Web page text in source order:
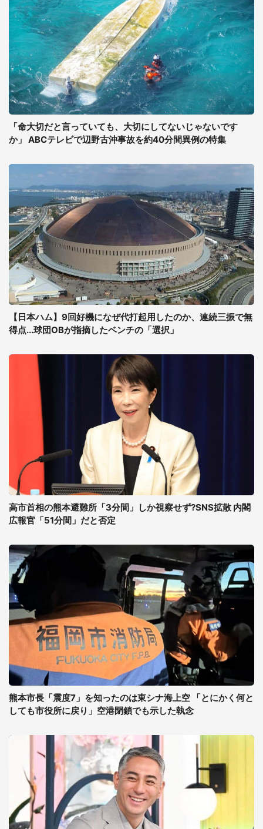
「命大切だと言っていても、大切にしてないじゃないです
か」 ABCテレビで辺野古沖事故を約40分間異例の特集
【日本ハム】9回好機になぜ代打起用したのか、連続三振で無
得点...球団OBが指摘したベンチの「選択」
高市首相の熊本避難所「3分間」しか視察せず?SNS拡散 内閣
広報官「51分間」だと否定
熊本市長「震度7」を知ったのは東シナ海上空 「とにかく何と
しても市役所に戻り」空港閉鎖でも示した執念